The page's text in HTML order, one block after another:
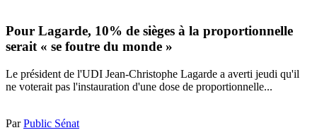
Pour Lagarde, 10% de sièges à la proportionnelle
serait « se foutre du monde »
Le président de l'UDI Jean-Christophe Lagarde a averti jeudi qu'il
ne voterait pas l'instauration d'une dose de proportionnelle...
ParPublic Sénat